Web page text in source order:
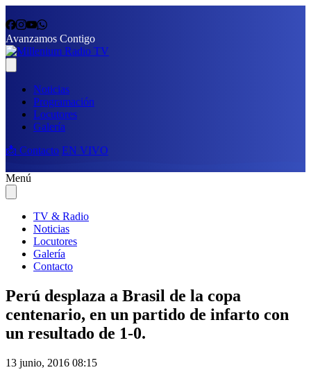
Avanzamos Contigo
Noticias
Programación
Locutores
Galería
📩 Contacto EN VIVO
Menú
TV & Radio
Noticias
Locutores
Galería
Contacto
Perú desplaza a Brasil de la copa
centenario, en un partido de infarto con
un resultado de 1-0.
13 junio, 2016 08:15